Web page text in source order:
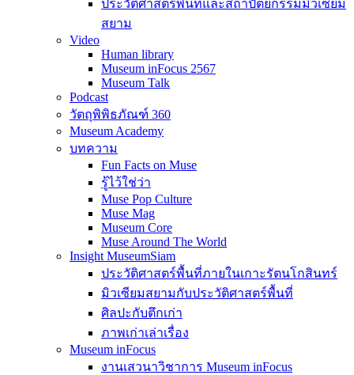
ประวัติศาสตร์พื้นที่และสถาปัตยกรรมมิวเซียม
สยาม
Video
Human library
Museum inFocus 2567
Museum Talk
Podcast
วัตถุพิพิธภัณฑ์ 360
Museum Academy
บทความ
Fun Facts on Muse
รู้ไว้ใช่ว่า
Muse Pop Culture
Muse Mag
Museum Core
Muse Around The World
Insight MuseumSiam
ประวัติศาสตร์พื้นที่ภายในเกาะรัตนโกสินทร์
มิวเซียมสยามกับประวัติศาสตร์พื้นที่
ศิลปะกับตึกเก่า
ภาพเก่าเล่าเรื่อง
Museum inFocus
งานเสวนาวิชาการ Museum inFocus